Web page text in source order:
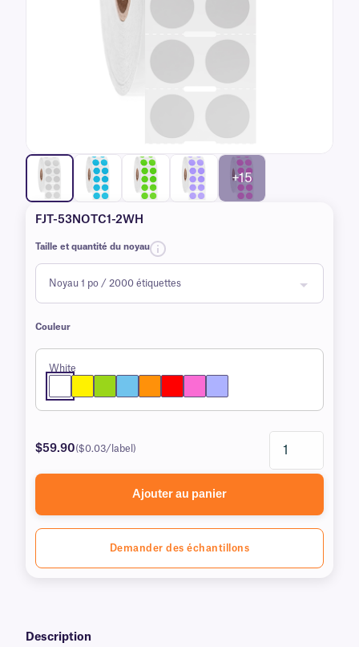
+15
FJT-53NOTC1-2WH
Taille et quantité du noyau
Couleur
White
$59.90($0.03/label)
Ajouter au panier
Demander des échantillons
Description